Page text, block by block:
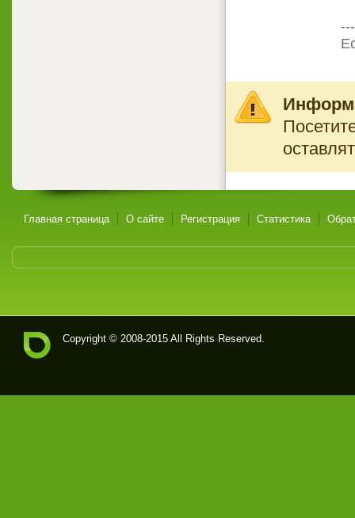
Главная страница О сайте Регистрация Статистика
Copyright © 2008-2015 All Rights Reserved.